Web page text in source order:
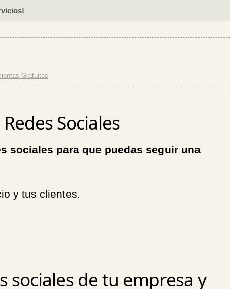
Gratuitas
Sociales
sociales para que puedas seguir una
y tus clientes.
sociales de tu empresa y